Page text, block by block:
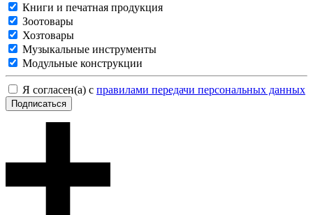
Книги и печатная продукция
Зоотовары
Хозтовары
Музыкальные инструменты
Модульные конструкции
Я согласен(а) с правилами передачи персональных данных
Подписаться